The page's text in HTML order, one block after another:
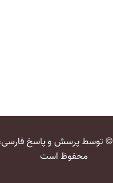
کپی رایت 2026© توسط پرسش و پاسخ
محفوظ است